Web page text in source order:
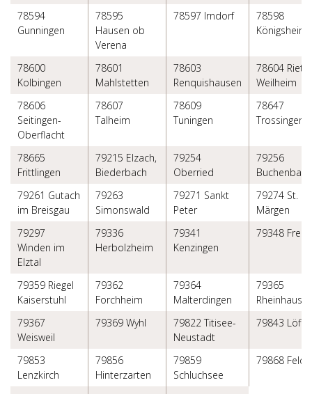
78594
Gunningen
78595
Hausen ob
Verena
78597 Irndorf
78598
Königsheim
78600
Kolbingen
78601
Mahlstetten
78603
Renquishausen
78604
Weilheim
78606
Seitingen-
Oberflacht
78607
Talheim
78609
Tuningen
78647
Trossingen
78665
Frittlingen
79215 Elzach,
Biederbach
79254
Oberried
79256
Buchenbach
79261 Gutach
im Breisgau
79263
Simonswald
79271 Sankt
Peter
79274 St.
Märgen
79297
Winden im
Elztal
79336
Herbolzheim
79341
Kenzingen
79348
79359 Riegel
Kaiserstuhl
79362
Forchheim
79364
Malterdingen
79365
79367
Weisweil
79369 Wyhl
79822 Titisee-
Neustadt
79843
79853
Lenzkirch
79856
Hinterzarten
79859
Schluchsee
79868